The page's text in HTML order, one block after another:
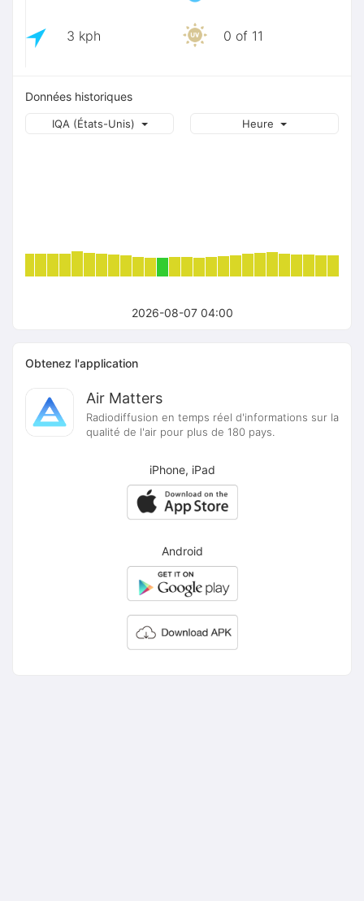
2026-08-07 04:00
3 kph 0 of 11
Données historiques
Heure
IQA (États-Unis)
Obtenez l'application
Air Matters
Radiodiffusion en temps réel d'informations sur la
qualité de l'air pour plus de 180 pays.
iPhone, iPad
Android